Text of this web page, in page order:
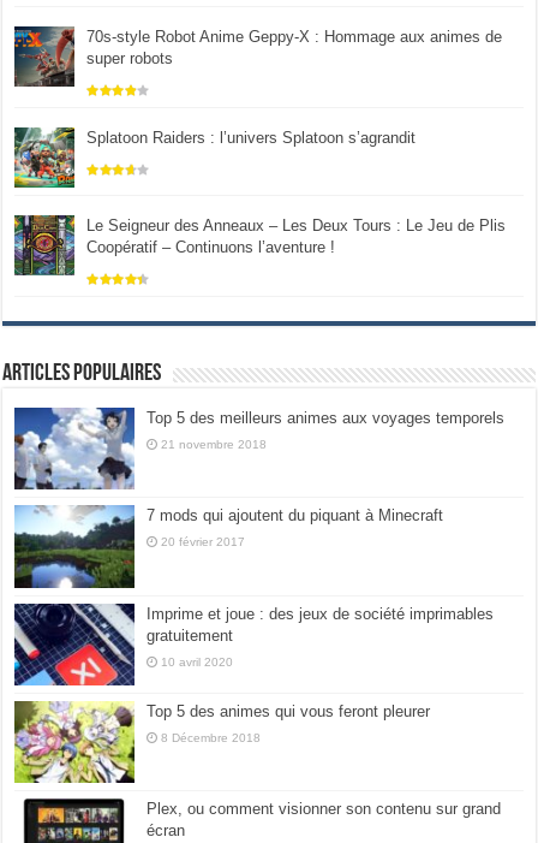
70s-style Robot Anime Geppy-X : Hommage aux animes de
super robots
Splatoon Raiders : l’univers Splatoon s’agrandit
Le Seigneur des Anneaux – Les Deux Tours : Le Jeu de Plis
Coopératif – Continuons l’aventure !
Articles populaires
Top 5 des meilleurs animes aux voyages temporels
21 novembre 2018
7 mods qui ajoutent du piquant à Minecraft
20 février 2017
Imprime et joue : des jeux de société imprimables
gratuitement
10 avril 2020
Top 5 des animes qui vous feront pleurer
8 Décembre 2018
Plex, ou comment visionner son contenu sur grand
écran